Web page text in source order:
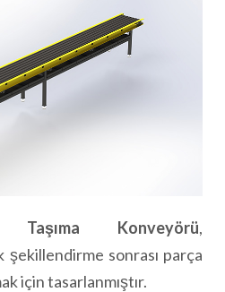
Taşıma Konveyörü,
şekillendirme sonrası parça
için tasarlanmıştır.